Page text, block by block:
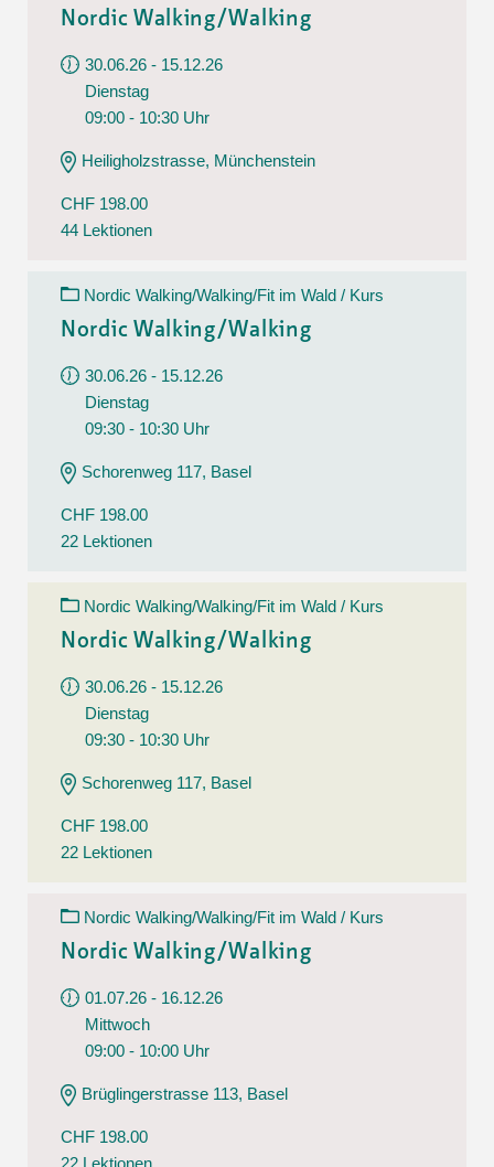
Nordic Walking/Walking
30.06.26 - 15.12.26
Dienstag
09:00 - 10:30 Uhr
Heiligholzstrasse, Münchenstein
CHF 198.00
44 Lektionen
Nordic Walking/Walking/Fit im Wald / Kurs
Nordic Walking/Walking
30.06.26 - 15.12.26
Dienstag
09:30 - 10:30 Uhr
Schorenweg 117, Basel
CHF 198.00
22 Lektionen
Nordic Walking/Walking/Fit im Wald / Kurs
Nordic Walking/Walking
30.06.26 - 15.12.26
Dienstag
09:30 - 10:30 Uhr
Schorenweg 117, Basel
CHF 198.00
22 Lektionen
Nordic Walking/Walking/Fit im Wald / Kurs
Nordic Walking/Walking
01.07.26 - 16.12.26
Mittwoch
09:00 - 10:00 Uhr
Brüglingerstrasse 113, Basel
CHF 198.00
22 Lektionen